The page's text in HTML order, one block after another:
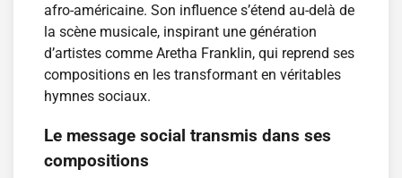
afro-américaine. Son influence s’étend au-delà de
la scène musicale, inspirant une génération
d’artistes comme Aretha Franklin, qui reprend ses
compositions en les transformant en véritables
hymnes sociaux.
Le message social transmis dans ses
compositions